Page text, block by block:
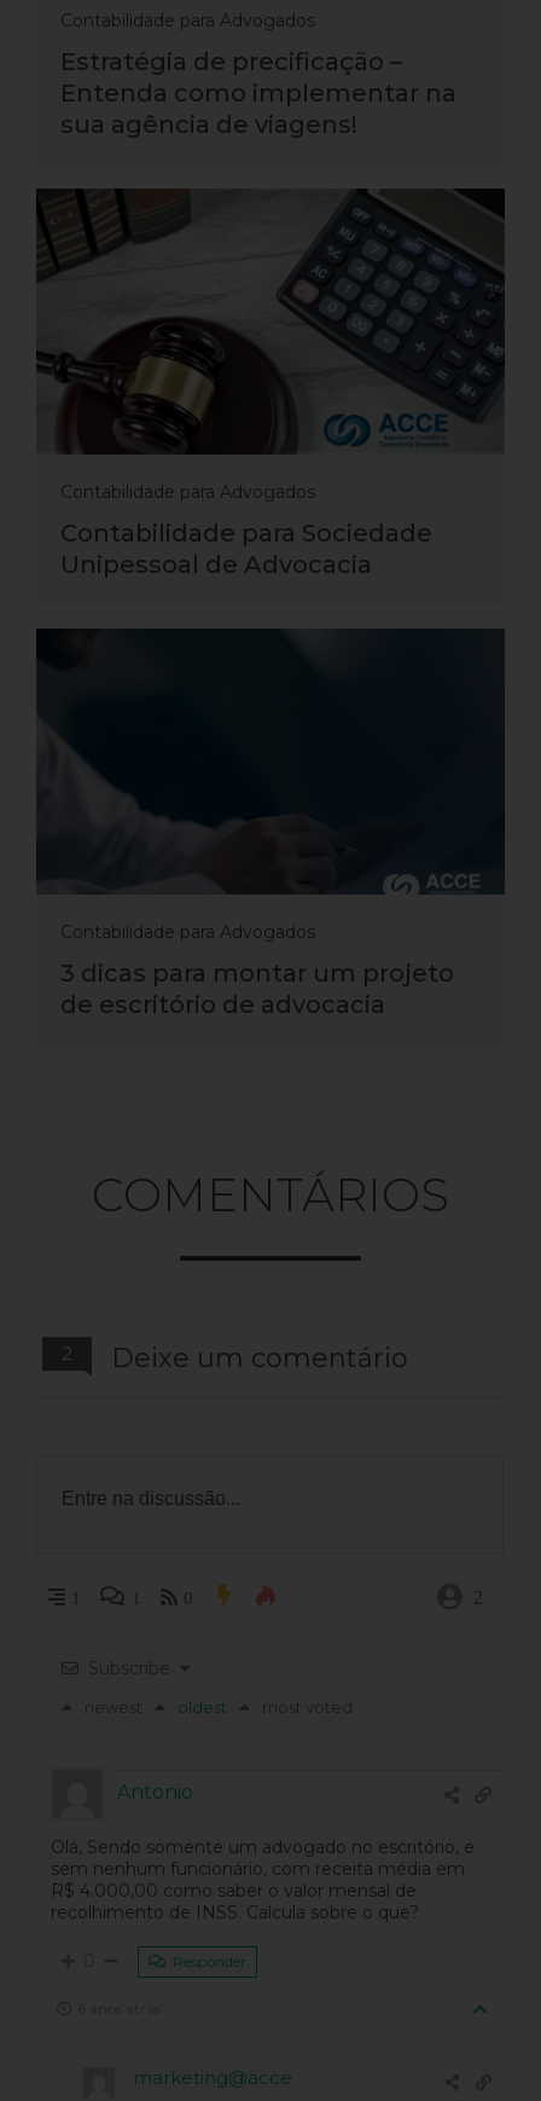
Contabilidade para Advogados
Estratégia de precificação –
Entenda como implementar na
sua agência de viagens!
Contabilidade para Advogados
Contabilidade para Sociedade
Unipessoal de Advocacia
Contabilidade para Advogados
3 dicas para montar um projeto
de escritório de advocacia
COMENTÁRIOS
2 Deixe um comentário
1 1 0 2
Subscribe
newest oldest most voted
Antonio
Olá, Sendo somente um advogado no escritório, e
sem nenhum funcionário, com receita média em
R$ 4.000,00 como saber o valor mensal de
recolhimento de INSS. Calcula sobre o que?
Responder
marketing@acce